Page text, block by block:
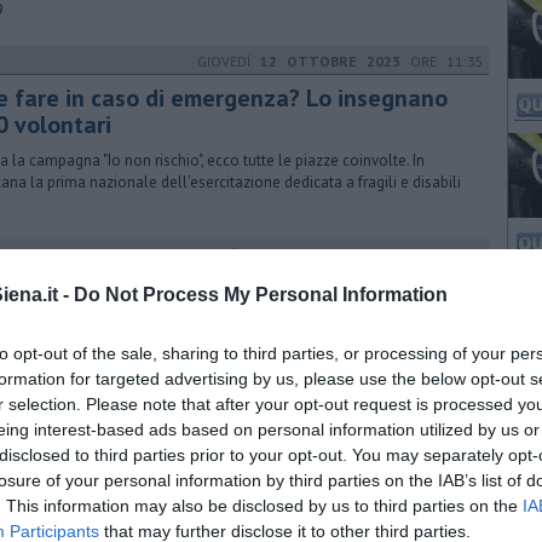
- Do Not Process My Personal Information
opt-out of the sale, sharing to third parties, or processing of your
for targeted advertising by us, please use the below opt-out
selection. Please note that after your opt-out request is processed
interest-based ads based on personal information utilized by us
to third parties prior to your opt-out. You may separately
of your personal information by third parties on the IAB’s list of
This information may also be disclosed by us to third parties on the
Participants that may further disclose it to other third parties.
GIOVEDÌ 12 OTTOBRE 2023 ORE 11:35
fare in caso di emergenza? Lo insegnano
volontari
la campagna "Io non rischio", ecco tutte le piazze coinvolte. In
la prima nazionale dell'esercitazione dedicata a fragili e disabili
GIOVEDÌ07 SETTEMBRE 2017ORE 12:34
toscani per Sorrentino, Konchalovsky, I
le riprese a Firenze e in molte altre località toscane di
poduzioni italiane e straniere per il cinema e la tv
VENERDÌ 07 DICEMBRE 2018 ORE 17:30
ucciso, la perizia affidata a un parà
ufficiale dei paracadutisti senese il perito scelto dalla procura per la